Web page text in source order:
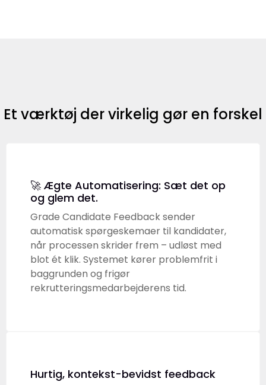
Et værktøj der virkelig gør en forskel
🚀 Ægte Automatisering: Sæt det op
og glem det.
Grade Candidate Feedback sender
automatisk spørgeskemaer til kandidater,
når processen skrider frem – udløst med
blot ét klik. Systemet kører problemfrit i
baggrunden og frigør
rekrutteringsmedarbejderens tid.
Hurtig, kontekst-bevidst feedback